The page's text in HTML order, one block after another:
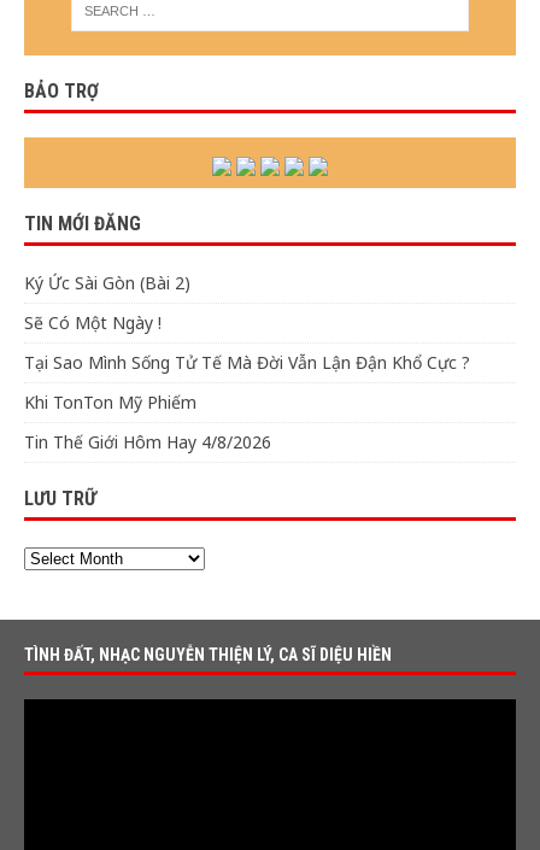
BẢO TRỢ
TIN MỚI ĐĂNG
Ký Ức Sài Gòn (Bài 2)
Sẽ Có Một Ngày !
Tại Sao Mình Sống Tử Tế Mà Đời Vẫn Lận Đận Khổ Cực ?
Khi TonTon Mỹ Phiếm
Tin Thế Giới Hôm Hay 4/8/2026
LƯU TRỮ
TÌNH ĐẤT, NHẠC NGUYỄN THIỆN LÝ, CA SĨ DIỆU HIỀN